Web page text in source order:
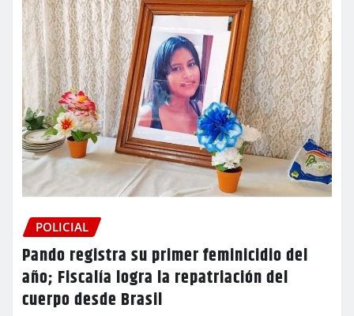
POLICIAL
Pando registra su primer feminicidio del
año; Fiscalía logra la repatriación del
cuerpo desde Brasil